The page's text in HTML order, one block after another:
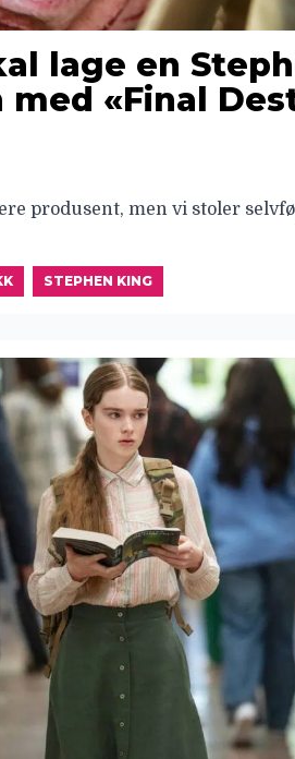
lage en
«Final
produsent, men vi stoler
STEPHEN KING